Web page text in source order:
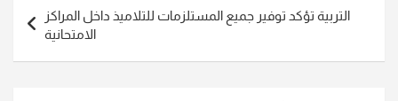
التربية تؤكد توفير جميع المستلزمات للتلاميذ داخل المراكز
الامتحانية